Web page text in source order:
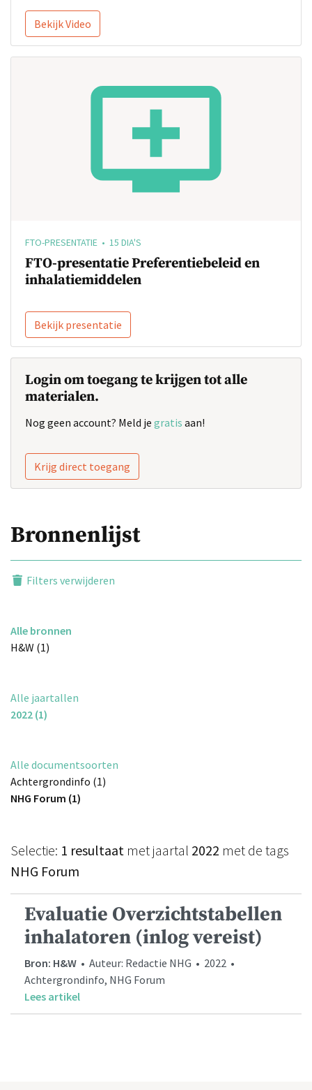
Bekijk Video
FTO-PRESENTATIE • 15 DIA'S
FTO-presentatie Preferentiebeleid en
inhalatiemiddelen
Bekijk presentatie
Login om toegang te krijgen tot alle
materialen.
Nog geen account? Meld je gratis aan!
Krijg direct toegang
Bronnenlijst
Filters verwijderen
Alle bronnen
H&W (1)
Alle jaartallen
2022 (1)
Alle documentsoorten
Achtergrondinfo (1)
NHG Forum (1)
Selectie: 1 resultaat met jaartal 2022 met de tags
NHG Forum
Evaluatie Overzichtstabellen
inhalatoren (inlog vereist)
Bron: H&W • Auteur: Redactie NHG • 2022 •
Achtergrondinfo, NHG Forum
Lees artikel